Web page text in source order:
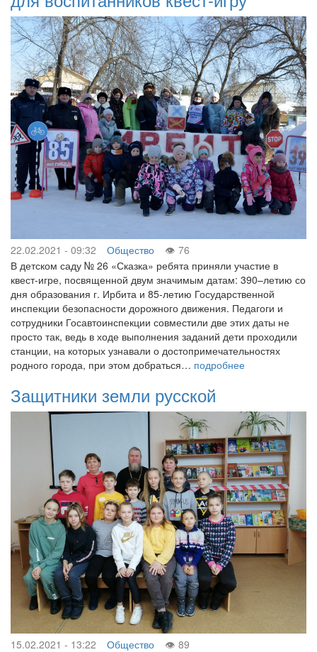
22.02.2021 - 09:32 Общество
76
В детском саду № 26 «Сказка» ребята приняли участие в
квест-игре, посвященной двум значимым датам: 390–летию со
дня образования г. Ирбита и 85-летию Государственной
инспекции безопасности дорожного движения. Педагоги и
сотрудники Госавтоинспекции совместили две этих даты не
просто так, ведь в ходе выполнения заданий дети проходили
станции, на которых узнавали о достопримечательностях
родного города, при этом добраться… подробнее
Защитники земли русской
15.02.2021 - 13:22 Общество
89